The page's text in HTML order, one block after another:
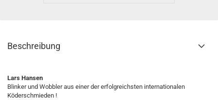
Beschreibung
Lars Hansen
Blinker und Wobbler aus einer der erfolgreichsten internationalen
Köderschmieden !